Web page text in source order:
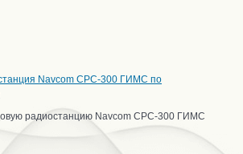
Navcom CPC-300 ГИМС по
радиостанцию Navcom CPC-300 ГИМС